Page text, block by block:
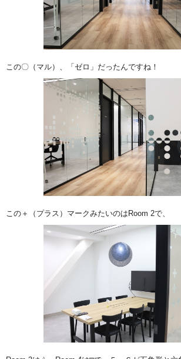
この〇（マル）、「ゼロ」だったんですね！
この＋（プラス）マークみたいのはRoom 2で、